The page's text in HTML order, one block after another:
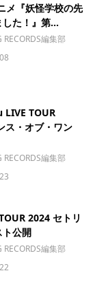
メ『妖怪学校の先
た！』第...
RECORDS編集部
LIVE TOUR
ス・オブ・ワン
RECORDS編集部
2024 セトリ
ト公開
RECORDS編集部